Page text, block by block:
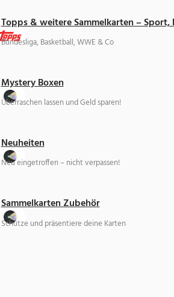
Topps & weitere Sammelkarten –
Bundesliga, Basketball, WWE & Co
Mystery Boxen
Überraschen lassen und Geld sparen!
Neuheiten
Neu eingetroffen – nicht verpassen!
Sammelkarten Zubehör
Schütze und präsentiere deine Karten